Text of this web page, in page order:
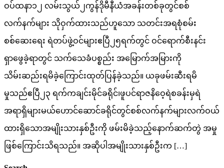
ဝပ်ထနာ၁၂ လမ်းသွယ်၂ကွန်ဒိုမီနီယံအခန်းတစ်ခုတွင်စစ်
လက်နက်များ သိုဝှက်ထားသည်ဟူသော သတင်းအရစုံစမ်း
စစ်ဆေးရေး ရဲတပ်ဖွဲ့ဝင်များဧပြီ၂၅ရက်တွင် ဝင်ရောက်စီးနင်း
ရှာဖွေခဲ့ရာတွင် သက်သေခံပစ္စည်း အမြောက်အမြားကို
သိမ်းဆည်းရမိခဲ့ကြောင်းထုတ်ပြန်ခဲ့သည်။ ယခုဖမ်းဆီးရမိ
မှုသည်ဧပြီ၂၃ ရက်ကချင်းမိုင်ခရိုင်၊ဖူပင်ရာဇနိဝေ့ရဲစခန်းမှရဲ
အရာရှိများမယ်ဟောင်ဆောင်ခရိုင်တွင်စစ်လက်နက်များလက်ဝယ်
ထားရှိသောအမျိုးသားနှစ်ဦးကို ဖမ်းမိခဲ့သည့်နောက်ဆက်တွဲ အမှု
ဖြစ်ကြောင်းသိရသည်။ အဆိုပါအမျိုးသားနှစ်ဦးက […]